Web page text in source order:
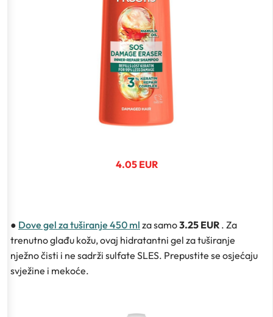
4.05 EUR
● Dove gel za tuširanje 450 ml za samo3.25 EUR . Za
trenutno glađu kožu, ovaj hidratantni gel za tuširanje
nježno čisti i ne sadrži sulfate SLES. Prepustite se osjećaju
svježine i mekoće.